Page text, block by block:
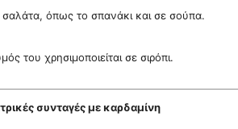
σαλάτα, όπως το σπανάκι και σε σούπα.
του χρησιμοποιείται σε σιρόπι.
συνταγές με καρδαμίνη